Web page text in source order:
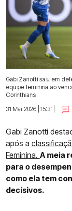
Gabi Zanotti saiu em
equipe feminina ao
Corinthians
31 Mai 2026 | 15:31 |
Gabi Zanotti
após a
Feminina. A meia
para o
como ela tem
decisivos.